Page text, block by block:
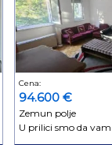
Cena:
94.600 €
Zemun polje
U prilici smo da vam